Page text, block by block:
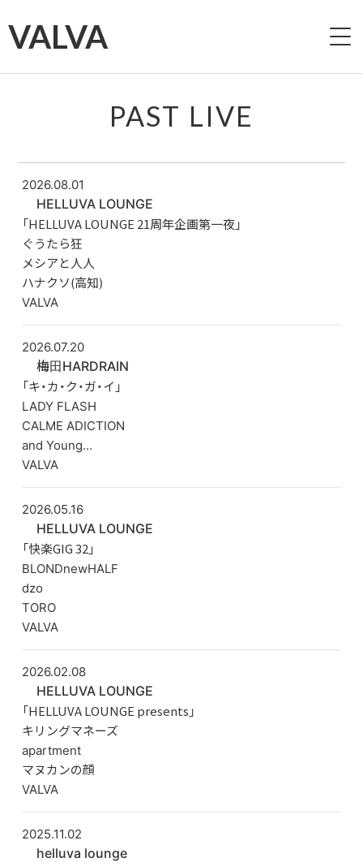
VALVA
VIDEO
PAST LIVE
2026.08.01
HELLUVA LOUNGE
「HELLUVA LOUNGE 21周年企画第一夜」
ぐうたら狂
メシアと人人
ハナクソ(高知)
VALVA
2026.07.20
梅田HARDRAIN
「キ・カ・ク・ガ・イ」
LADY FLASH
CALME ADICTION
and Young...
VALVA
2026.05.16
HELLUVA LOUNGE
「快楽GIG 32」
BLONDnewHALF
dzo
TORO
VALVA
2026.02.08
HELLUVA LOUNGE
「HELLUVA LOUNGE presents」
キリングマネーズ
apartment
マヌカンの顔
VALVA
2025.11.02
helluva lounge